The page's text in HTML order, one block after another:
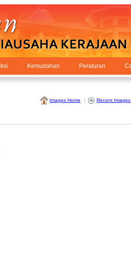
Kemudahan Peraturan
Images Home Recent Images